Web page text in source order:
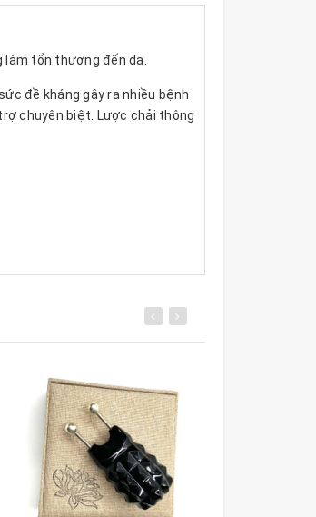
tổn thương đến da.
đề kháng gây ra nhiều bệnh
chuyên biệt. Lược chải thông